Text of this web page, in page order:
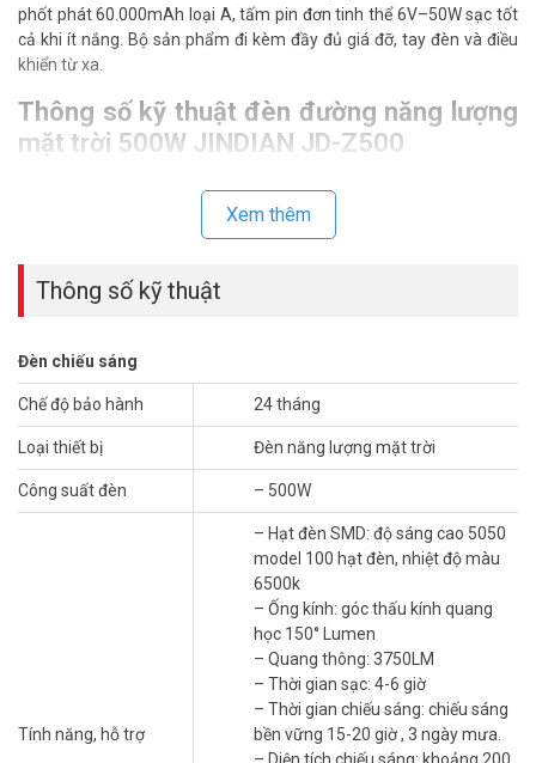
phốt phát 60.000mAh loại A, tấm pin đơn tinh thể 6V–50W sạc tốt
cả khi ít nắng. Bộ sản phẩm đi kèm đầy đủ giá đỡ, tay đèn và điều
khiển từ xa.
Thông số kỹ thuật đèn đường năng lượng
mặt trời 500W JINDIAN JD-Z500
– Ống kính: góc thấu kính quang học 150° Lumen
– Thời gian sạc: 4-6 giờ
– Thời gian chiếu sáng: chiếu sáng bền vững 15-20 giờ , 3 ngày
– Diện tích chiếu sáng: khoảng 200 mét vuông
– Phương pháp điều khiển: điều khiển từ xa, điều khiển ánh sáng
– Chất liệu: nhôm đúc + PC
– Cấp độ chống thấm nước: IP68
– Tấm pin mặt trời loại A: tinh thể đơn 6V50w
– Kích thước tấm pin: 670*445*30mm.
– Pin lithium loại A: pin lithium sắt phosphate 3.2V 60000mah (10
– Kích thước thân đèn: 65*27*9.5cm
– Đã bao gồm giá đỡ tấm pin, và tay đèn đầy đủ.
– Đóng gói: 1 bộ/thùng, Kích thước: 68.5*46*14.5cm (9.8Kg)
Hỏi đáp thường gặp – FAQ
Đèn JINDIAN JD-Z500 chiếu sáng được bao
Xem thêm
Thông số kỹ thuật
Đèn chiếu sáng
Chế độ bảo hành 24 tháng
Loại thiết bị Đèn năng lượng mặt trời
Công suất đèn – 500W
Tính năng, hỗ trợ
– Hạt đèn SMD: độ sáng cao 5050
model 100 hạt đèn, nhiệt độ màu
6500k
– Ống kính: góc thấu kính quang
học 150° Lumen
– Quang thông: 3750LM
– Thời gian sạc: 4-6 giờ
– Thời gian chiếu sáng: chiếu sáng
bền vững 15-20 giờ , 3 ngày mưa.
– Diện tích chiếu sáng: khoảng 200